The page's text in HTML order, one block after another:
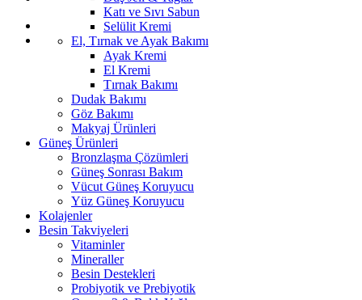
Katı ve Sıvı Sabun
Selülit Kremi
El, Tırnak ve Ayak Bakımı
Ayak Kremi
El Kremi
Tırnak Bakımı
Dudak Bakımı
Göz Bakımı
Makyaj Ürünleri
Güneş Ürünleri
Bronzlaşma Çözümleri
Güneş Sonrası Bakım
Vücut Güneş Koruyucu
Yüz Güneş Koruyucu
Kolajenler
Besin Takviyeleri
Vitaminler
Mineraller
Besin Destekleri
Probiyotik ve Prebiyotik